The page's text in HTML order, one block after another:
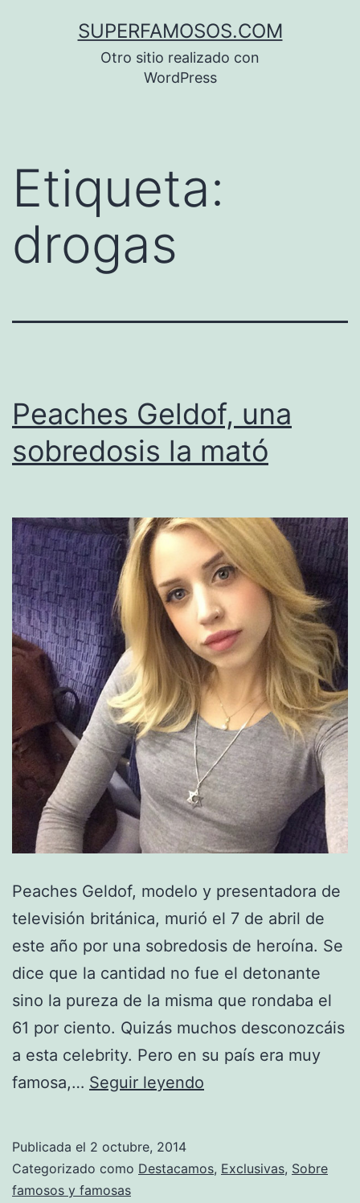
SUPERFAMOSOS.COM
Otro sitio realizado con
WordPress
Etiqueta:
drogas
Peaches Geldof, una
sobredosis la mató
Peaches Geldof, modelo y presentadora de
televisión británica, murió el 7 de abril de
este año por una sobredosis de heroína. Se
dice que la cantidad no fue el detonante
sino la pureza de la misma que rondaba el
61 por ciento. Quizás muchos desconozcáis
a esta celebrity. Pero en su país era muy
famosa,… Seguir leyendo
sobredosis
Publicada el 2 octubre, 2014
Categorizado como Destacamos, Exclusivas, Sobre
famosos y famosas